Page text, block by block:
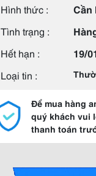
Hình thức :
Cần
Tình trạng :
Hết hạn :
19/
Loại tin :
Để mua hàng
quý khách vui
thanh toán